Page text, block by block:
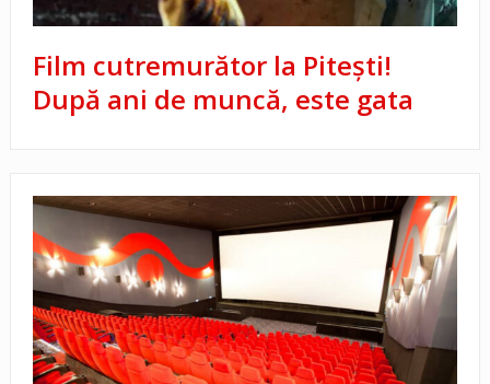
Film cutremurător la Pitești!
După ani de muncă, este gata